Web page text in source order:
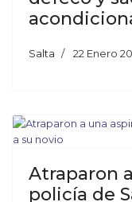
Salta 22 Enero
Atraparon
policía de